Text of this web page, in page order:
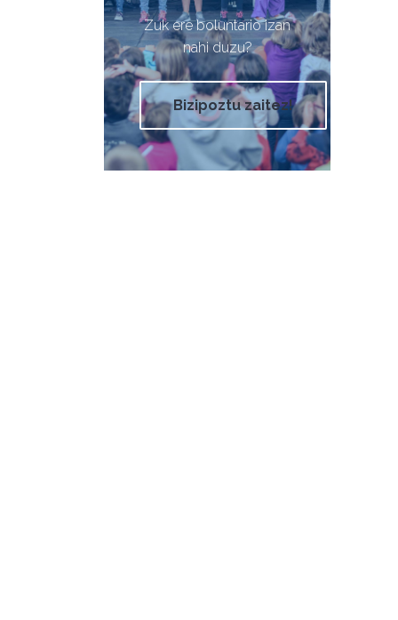
Zuk ere boluntario izan
nahi duzu?
Bizipoztu zaitez!